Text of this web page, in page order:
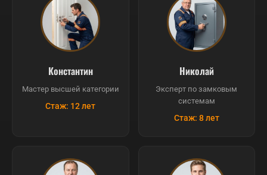
Константин
Мастер высшей категории
Стаж: 12 лет
Николай
Эксперт по замковым
системам
Стаж: 8 лет